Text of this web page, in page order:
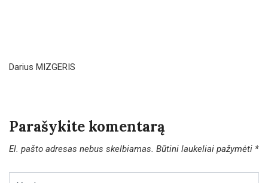
Darius MIZGERIS
Parašykite komentarą
El. pašto adresas nebus skelbiamas. Būtini laukeliai pažymėti *